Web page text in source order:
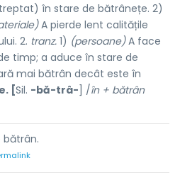
în stare de bătrânețe. 2)
A pierde lent calitățile
2. tranz. 1) (persoane)A face
timp; a aduce în stare de
mai bătrân decât este în
[Sil. -bă-trâ- ] /în + bătrân